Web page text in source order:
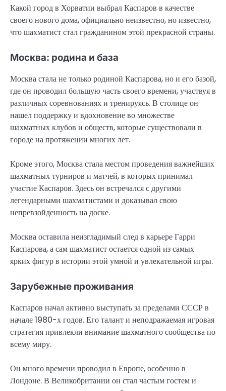
Какой город в Хорватии выбрал Каспаров в качестве
своего нового дома, официально неизвестно, но известно,
что шахматист стал гражданином этой прекрасной страны.
Москва: родина и база
Москва стала не только родиной Каспарова, но и его базой,
где он проводил большую часть своего времени, участвуя в
различных соревнованиях и тренируясь. В столице он
нашел поддержку и вдохновение во множестве
шахматных клубов и обществ, которые существовали в
городе на протяжении многих лет.
Кроме этого, Москва стала местом проведения важнейших
шахматных турниров и матчей, в которых принимал
участие Каспаров. Здесь он встречался с другими
легендарными шахматистами и доказывал свою
непревзойденность на доске.
Москва оставила неизгладимый след в карьере Гарри
Каспарова, а сам шахматист остается одной из самых
ярких фигур в истории этой умной и увлекательной игры.
Зарубежные проживания
Каспаров начал активно выступать за пределами СССР в
начале 1980-х годов. Его талант и неподражаемая игровая
стратегия привлекли внимание шахматного сообщества по
всему миру.
Он много времени проводил в Европе, особенно в
Лондоне. В Великобритании он стал частым гостем и